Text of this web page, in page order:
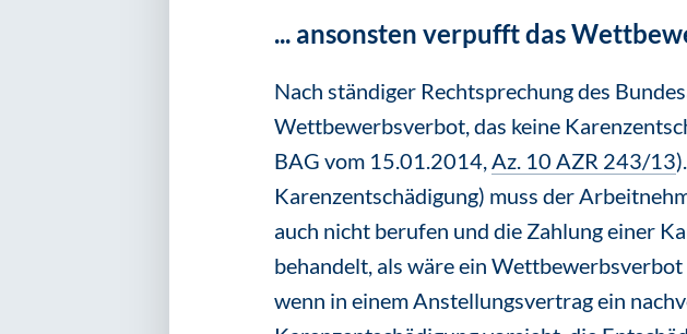
... ansonsten verpufft das
Nach ständiger Rechtsprechung des
Wettbewerbsverbot, das keine
BAG vom 15.01.2014,Az. 10 AZR 243/13
Karenzentschädigung) muss der
auch nicht berufen und die Zahlung einer
behandelt, als wäre ein
wenn in einem Anstellungsvertrag ein